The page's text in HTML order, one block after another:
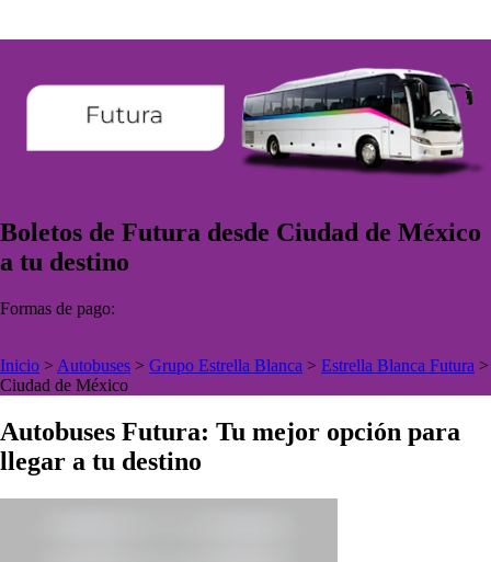
Boletos de Futura desde Ciudad de México
a tu destino
Formas de pago:
Inicio > Autobuses > Grupo Estrella Blanca > Estrella Blanca Futura >
Ciudad de México
Autobuses Futura: Tu mejor opción para
llegar a tu destino